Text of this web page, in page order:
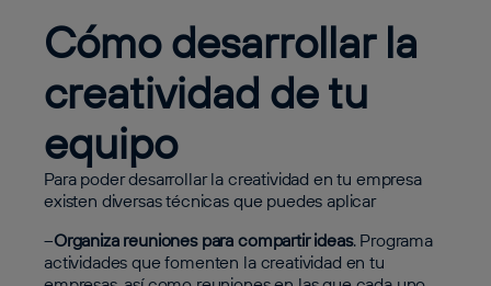
Cómo desarrollar la
creatividad de tu
equipo
Para poder desarrollar la creatividad en tu empresa
existen diversas técnicas que puedes aplicar
–Organiza reuniones para compartir ideas. Programa
actividades que fomenten la creatividad en tu